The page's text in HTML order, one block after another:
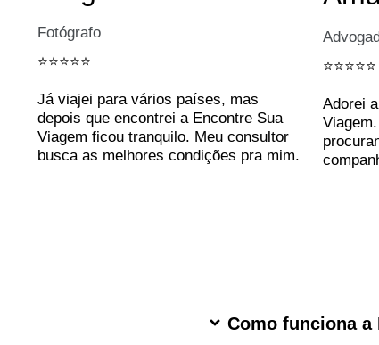
Fotógrafo
⭐️⭐️⭐️⭐️⭐️
Já viajei para vários países, mas
depois que encontrei a Encontre Sua
Viagem ficou tranquilo. Meu consultor
busca as melhores condições pra mim.
⭐️⭐️⭐️⭐️⭐️
Adorei
Como funciona a